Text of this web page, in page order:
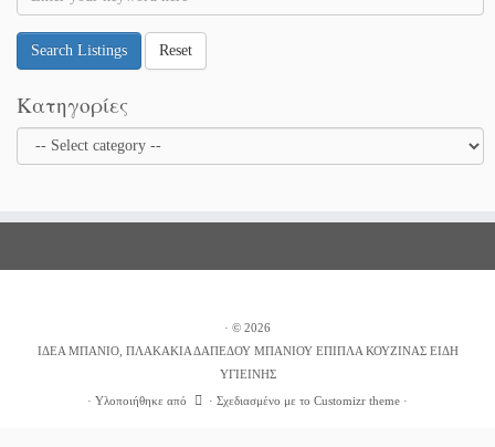
Search Listings Reset
Κατηγορίες
· © 2026
ΙΔΕΑ ΜΠΑΝΙΟ, ΠΛΑΚΑΚΙΑ ΔΑΠΕΔΟΥ ΜΠΑΝΙΟΥ ΕΠΙΠΛΑ ΚΟΥΖΙΝΑΣ ΕΙΔΗ
ΥΓΙΕΙΝΗΣ
· Υλοποιήθηκε από · Σχεδιασμένο με το Customizr theme ·